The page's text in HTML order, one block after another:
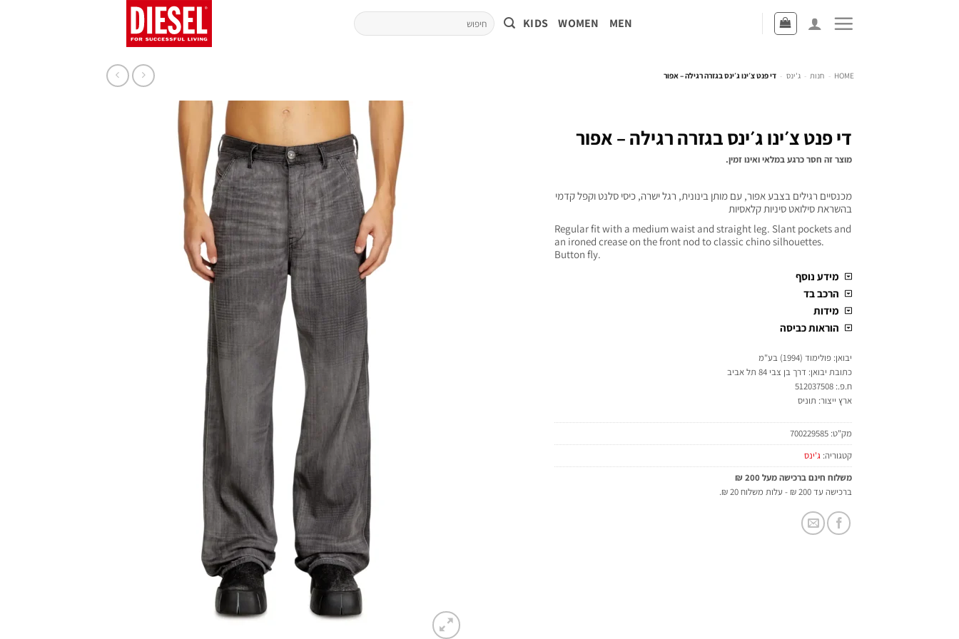
MEN
WOMEN
KIDS
HOME
- חנות - ג'ינס - די פנט צ׳ינו ג׳ינס בגזרה רגילה – אפור
די פנט צ׳ינו ג׳ינס בגזרה רגילה – אפור
מוצר זה חסר כרגע במלאי ואינו זמין.
מכנסיים רגילים בצבע אפור, עם מותן בינונית, רגל ישרה, כיסי סלנט וקפל קדמי
בהשראת סילואט סיניות קלאסיות
Regular fit with a medium waist and straight leg. Slant pockets and
an ironed crease on the front nod to classic chino silhouettes.
Button fly.
מידע נוסף
הרכב בד
מידות
הוראות כביסה
יבואן: פולימוד (1994) בע"מ
כתובת יבואן: דרך בן צבי 84 תל אביב
ח.פ.: 512037508
ארץ ייצור: תוניס
מק"ט: 700229585
קטגוריה: ג'ינס
משלוח חינם ברכישה מעל 200 ₪
ברכישה עד 200 ₪ - עלות משלוח 20 ₪.